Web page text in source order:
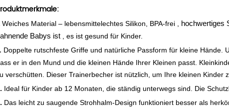
Weiches Material – lebensmittelechtes Silikon, BPA-frei , hochwertiges
Babys ist , es ist gesund für Kinder.
Doppelte rutschfeste Griffe und natürliche Passform für kleine Hände.
er in den Mund und die kleinen Hände Ihrer Kleinen passt.
verschütten. Dieser Trainerbecher ist nützlich, um Ihre kleinen Kinder
Ideal für Kinder ab 12 Monaten, die ständig unterwegs sind. Die
Das leicht zu saugende Strohhalm-Design funktioniert besser als